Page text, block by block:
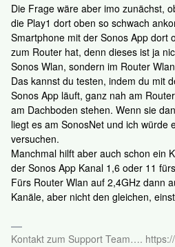
Die Frage wäre aber imo zunächst,
die Play1 dort oben so schwach
Smartphone mit der Sonos App dort
zum Router hat, denn dieses ist ja
Sonos Wlan, sondern im Router
Das kannst du testen, indem du mit
Sonos App läuft, ganz nah am
am Dachboden stehen. Wenn sie
liegt es am SonosNet und ich würde
versuchen.
Manchmal hilft aber auch schon ein
der Sonos App Kanal 1,6 oder 11
Fürs Router Wlan auf 2,4GHz dann
Kanäle, aber nicht den gleichen,
Kontakt zum Support Team….